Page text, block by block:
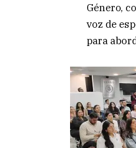
Género,
voz de
para